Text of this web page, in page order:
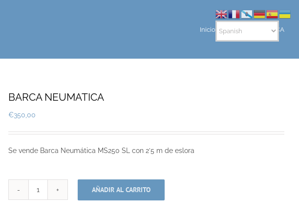
Inicio BARCA NEUMATICA
BARCA NEUMATICA
€350,00
Se vende Barca Neumática MS250 SL con 2’5 m de eslora
AÑADIR AL CARRITO